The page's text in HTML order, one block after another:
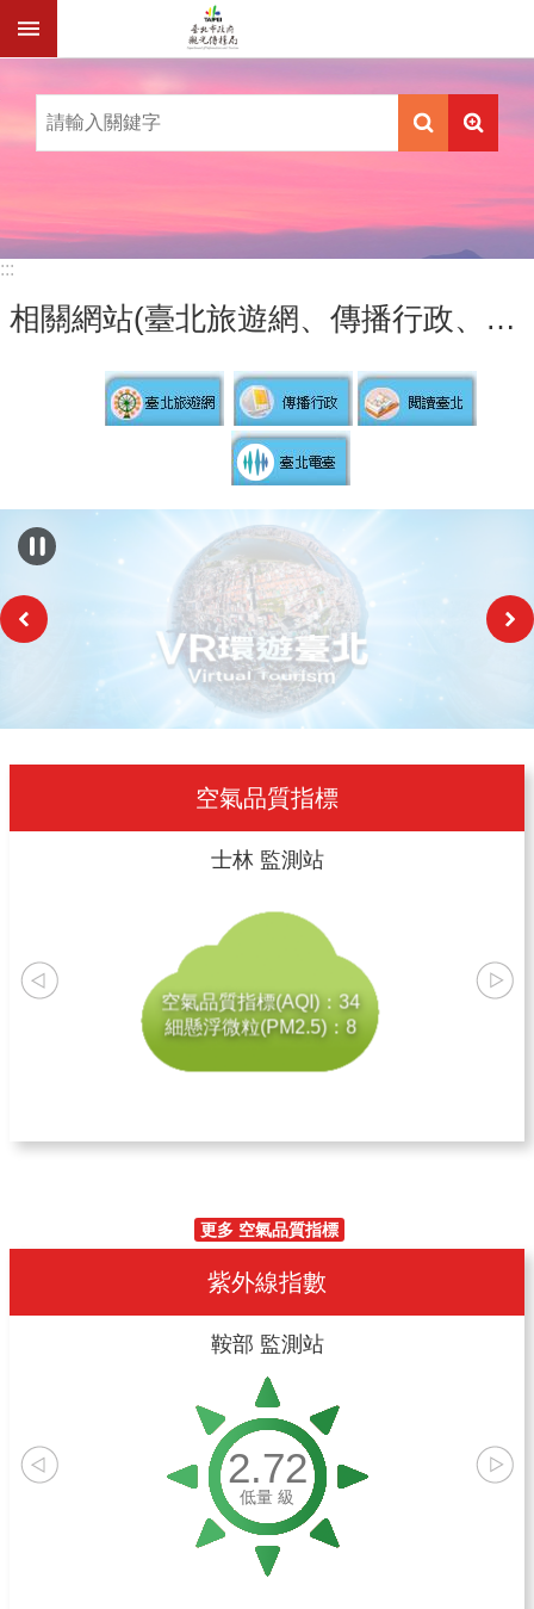
跳到主要內容區塊
:::
相關網站(臺北旅遊網、傳播行政、閱讀臺北、臺北電臺)
空氣品質指標
士林 監測站
空氣品質指標(AQI)：34
細懸浮微粒(PM2.5)：8
更多 空氣品質指標
紫外線指數
鞍部 監測站
2.72
低量 級